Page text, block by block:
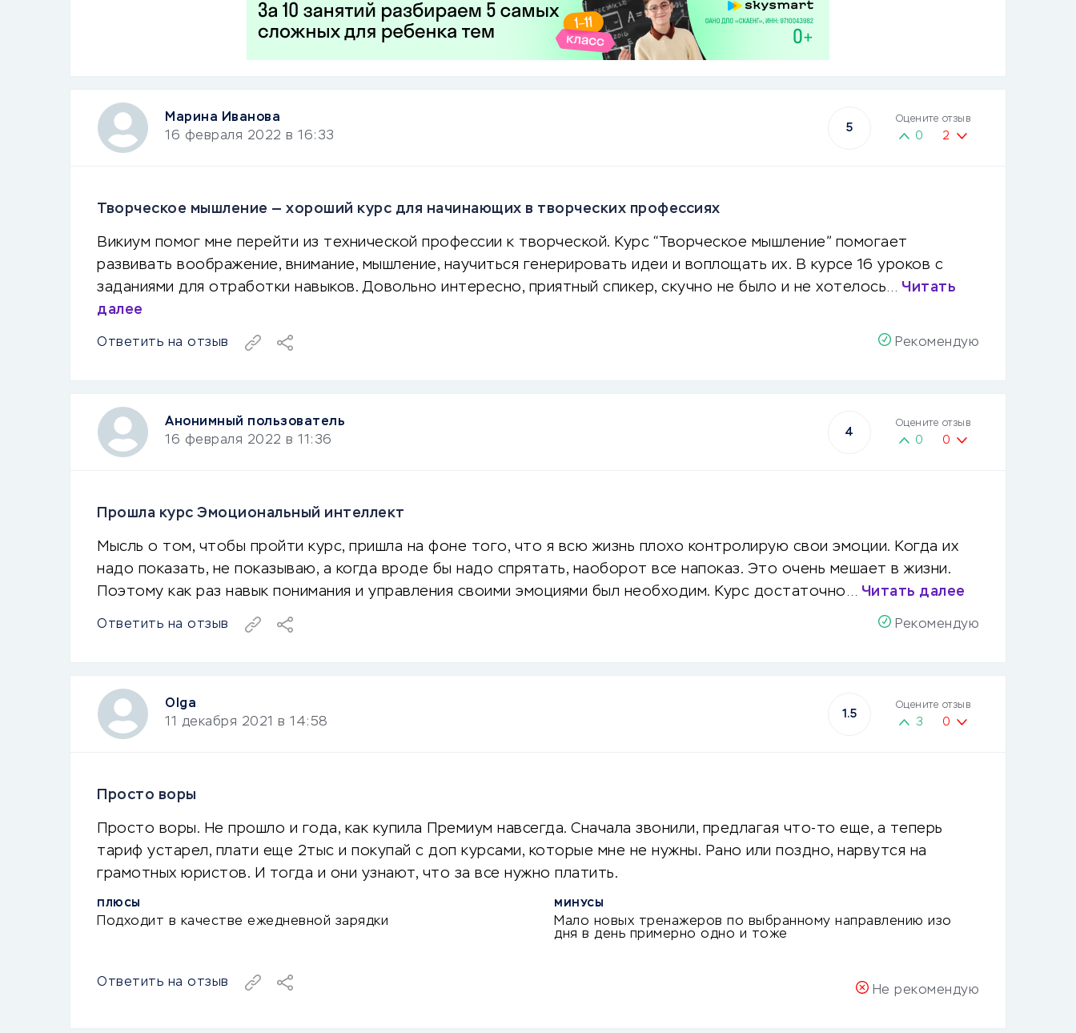
Марина Иванова
16 февраля 2022 в 16:33
5
Оцените отзыв
0 2
Творческое мышление — хороший курс для начинающих в творческих профессиях
Викиум помог мне перейти из технической профессии к творческой. Курс “Творческое мышление” помогает
развивать воображение, внимание, мышление, научиться генерировать идеи и воплощать их. В курсе 16 уроков с
заданиями для отработки навыков. Довольно интересно, приятный спикер, скучно не было и не хотелось… Читать
далее
Ответить на отзыв Рекомендую
Анонимный пользователь
16 февраля 2022 в 11:36
4
Оцените отзыв
0 0
Прошла курс Эмоциональный интеллект
Мысль о том, чтобы пройти курс, пришла на фоне того, что я всю жизнь плохо контролирую свои эмоции. Когда их
надо показать, не показываю, а когда вроде бы надо спрятать, наоборот все напоказ. Это очень мешает в жизни.
Поэтому как раз навык понимания и управления своими эмоциями был необходим. Курс достаточно… Читать далее
Ответить на отзыв Рекомендую
Olga
11 декабря 2021 в 14:58
1.5
Оцените отзыв
3 0
Просто воры
Просто воры. Не прошло и года, как купила Премиум навсегда. Сначала звонили, предлагая что-то еще, а теперь
тариф устарел, плати еще 2тыс и покупай с доп курсами, которые мне не нужны. Рано или поздно, нарвутся на
грамотных юристов. И тогда и они узнают, что за все нужно платить.
ПЛЮСЫ
Подходит в качестве ежедневной зарядки
МИНУСЫ
Мало новых тренажеров по выбранному направлению изо
дня в день примерно одно и тоже
Ответить на отзыв
Не рекомендую